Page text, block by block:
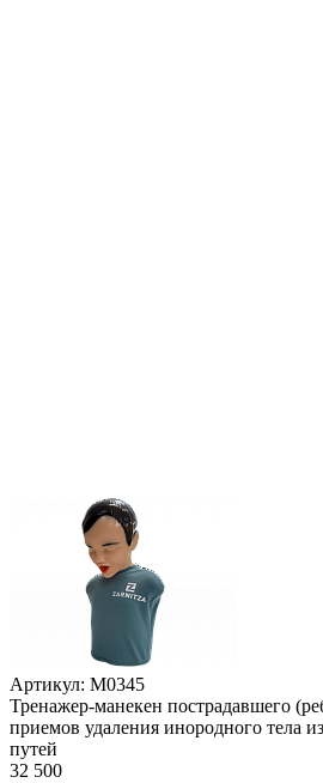
Артикул: М0345
Тренажер-манекен пострадавшего
приемов удаления инородного тела
путей
32 500